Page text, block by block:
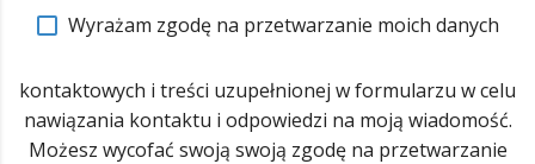
Wyrażam zgodę na przetwarzanie moich danych
kontaktowych i treści uzupełnionej w formularzu w celu
nawiązania kontaktu i odpowiedzi na moją wiadomość.
Możesz wycofać swoją swoją zgodę na przetwarzanie